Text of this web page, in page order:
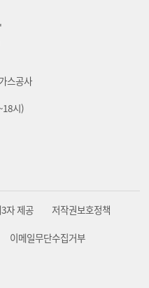
스공사
시)
자 제공
저작권보호정책
이메일무단수집거부